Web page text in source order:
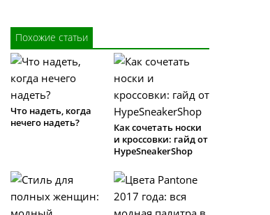
Похожие статьи
Что надеть, когда
нечего надеть?
Как сочетать носки
и кроссовки: гайд от
HypeSneakerShop